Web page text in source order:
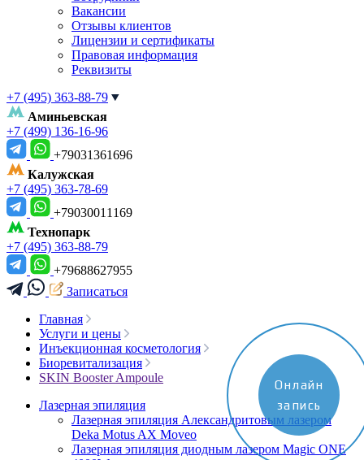
Вакансии
Отзывы клиентов
Лицензии и сертификаты
Правовая информация
Реквизиты
+7 (495) 363-88-79
Аминьевская
+7 (499) 136-16-96
+79031361696
Калужская
+7 (495) 363-78-69
+79030011169
Технопарк
+7 (495) 363-88-79
+79688627955
Записаться
Главная
Услуги и цены
Инъекционная косметология
Биоревитализация
SKIN Booster Ampoule
Лазерная эпиляция
Лазерная эпиляция Александритовым лазером
Deka Motus AX Moveo
Лазерная эпиляция диодным лазером Magic ONE
Онлайн
запись